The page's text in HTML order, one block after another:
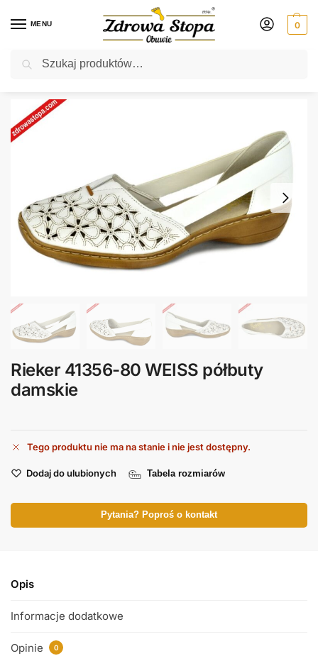
MENU 0
Rabat ⚡ 5% kod: ZDROWASTOPA (na obuwie poza promocją)
Rieker 41356-80 WEISS półbuty
damskie
Tego produktu nie ma na stanie i nie jest dostępny.
Dodaj do ulubionych Tabela rozmiarów
Pytania? Poproś o kontakt
Opis
Informacje dodatkowe
Opinie 0